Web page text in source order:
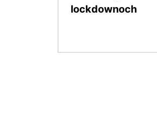
lockdownoch